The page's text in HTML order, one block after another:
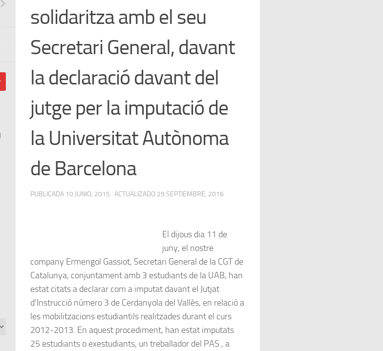
solidaritza amb el seu
Secretari General, davant
la declaració davant del
jutge per la imputació de
la Universitat Autònoma
de Barcelona
PUBLICADA 10 JUNIO, 2015 · ACTUALIZADO 29 SEPTIEMBRE, 2016
El dijous dia 11 de
juny, el nostre
company Ermengol Gassiot, Secretari General de la CGT de
Catalunya, conjuntament amb 3 estudiants de la UAB, han
estat citats a declarar com a imputat davant el Jutjat
d’Instrucció número 3 de Cerdanyola del Vallès, en relació a
les mobilitzacions estudiantils realitzades durant el curs
2012-2013. En aquest procediment, han estat imputats
25 estudiants o exestudiants, un treballador del PAS , a